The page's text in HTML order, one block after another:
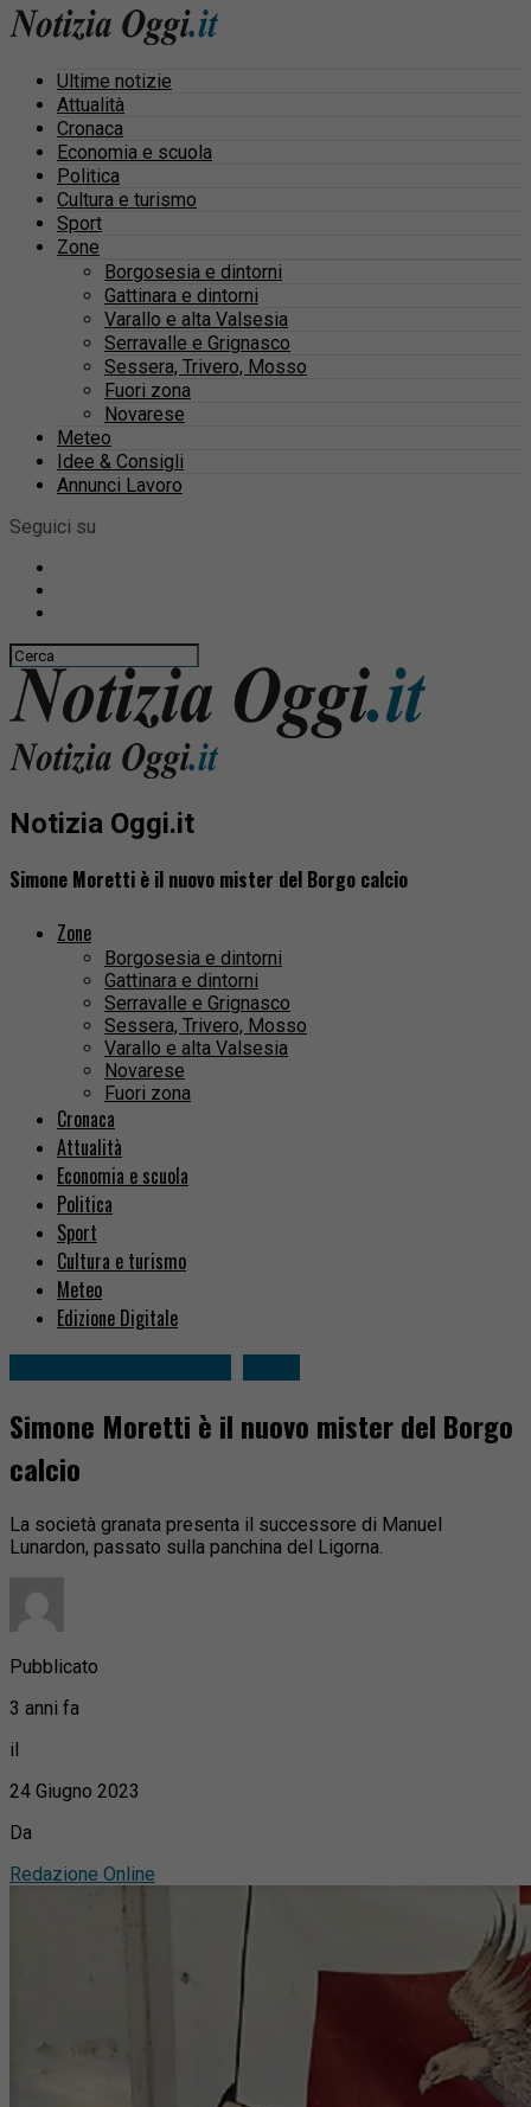
Ultime notizie
Attualità
Cronaca
Economia e scuola
Politica
Cultura e turismo
Sport
Zone
Borgosesia e dintorni
Gattinara e dintorni
Varallo e alta Valsesia
Serravalle e Grignasco
Sessera, Trivero, Mosso
Fuori zona
Novarese
Meteo
Idee & Consigli
Annunci Lavoro
Seguici su
Notizia Oggi.it
Simone Moretti è il nuovo mister del Borgo calcio
Zone
Borgosesia e dintorni
Gattinara e dintorni
Serravalle e Grignasco
Sessera, Trivero, Mosso
Varallo e alta Valsesia
Novarese
Fuori zona
Cronaca
Attualità
Economia e scuola
Politica
Sport
Cultura e turismo
Meteo
Edizione Digitale
Simone Moretti è il nuovo mister del Borgo
calcio
La società granata presenta il successore di Manuel
Lunardon, passato sulla panchina del Ligorna.
Pubblicato
3 anni fa
il
24 Giugno 2023
Da
Redazione Online